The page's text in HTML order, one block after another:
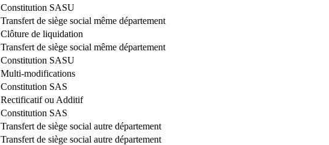
Constitution SASU
Transfert de siège social même département
Clôture de liquidation
Transfert de siège social même département
Constitution SASU
Multi-modifications
Constitution SAS
Rectificatif ou Additif
Constitution SAS
Transfert de siège social autre département
Transfert de siège social autre département